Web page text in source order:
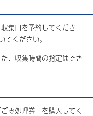
集日を予約してくださ
てください。
、収集時間の指定はでき
み処理券」を購入してく